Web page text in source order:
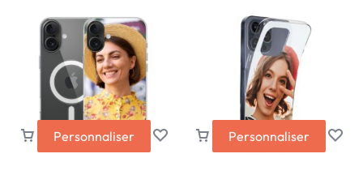
Personnaliser Personnaliser